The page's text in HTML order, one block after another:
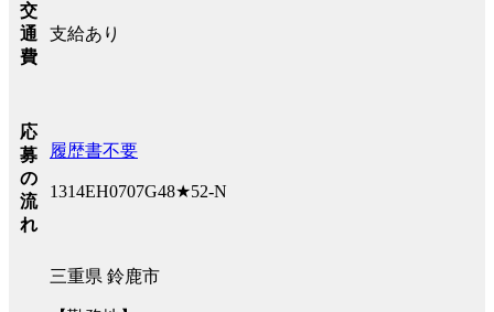
交
通
費
支給あり
応
募
の
流
れ
履歴書不要
1314EH0707G48★52-N
三重県 鈴鹿市